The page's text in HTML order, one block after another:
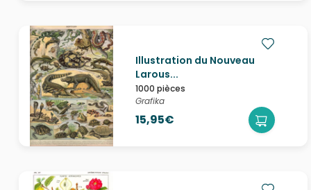
Illustration du Nouveau
Larous...
1000 pièces
Grafika
15,95€